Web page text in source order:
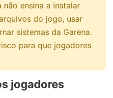
não ensina a instalar
do jogo, usar
sistemas da Garena.
para que jogadores
jogadores